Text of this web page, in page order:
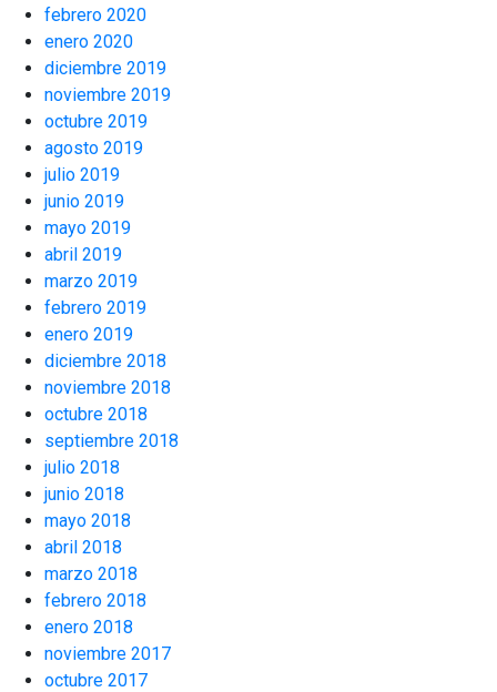
febrero 2020
enero 2020
diciembre 2019
noviembre 2019
octubre 2019
agosto 2019
julio 2019
junio 2019
mayo 2019
abril 2019
marzo 2019
febrero 2019
enero 2019
diciembre 2018
noviembre 2018
octubre 2018
septiembre 2018
julio 2018
junio 2018
mayo 2018
abril 2018
marzo 2018
febrero 2018
enero 2018
noviembre 2017
octubre 2017